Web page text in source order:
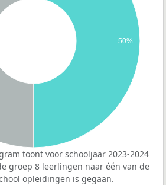
50%
toont voor schooljaar 2023-2024
groep 8 leerlingen naar één van de
opleidingen is gegaan.